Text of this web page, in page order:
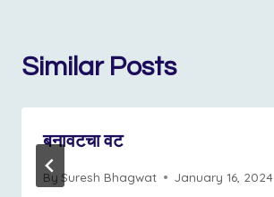
Similar Posts
बनावटचा वट
By Suresh Bhagwat January 16, 2024